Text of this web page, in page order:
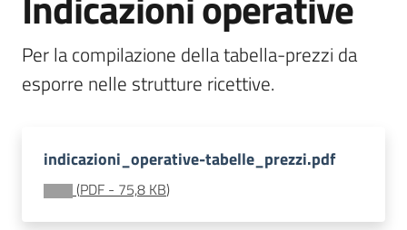
Turismo
accessibile
Per la compilazione della tabella-prezzi da
esporre nelle strutture ricettive.
indicazioni_operative-tabelle_prezzi.pdf
(PDF - 75,8 KB)